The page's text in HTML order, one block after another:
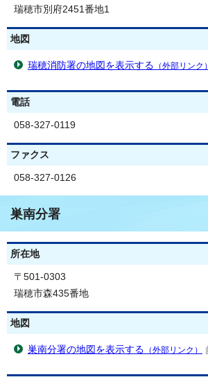
瑞穂市別府2451番地1
地図
瑞穂消防署の地図を表示する （外部リンク）
電話
058-327-0119
ファクス
058-327-0126
巣南分署
所在地
〒501-0303
瑞穂市森435番地
地図
巣南分署の地図を表示する （外部リンク）